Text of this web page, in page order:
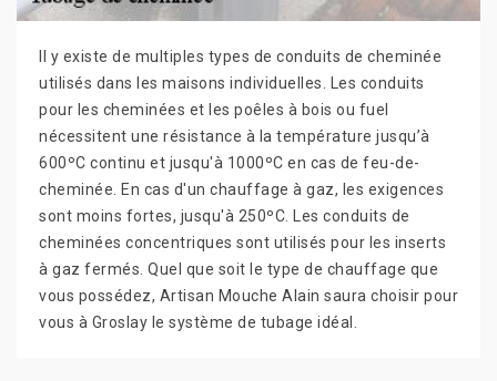
Il y existe de multiples types de conduits de cheminée
utilisés dans les maisons individuelles. Les conduits
pour les cheminées et les poêles à bois ou fuel
nécessitent une résistance à la température jusqu’à
600ºC continu et jusqu'à 1000ºC en cas de feu-de-
cheminée. En cas d'un chauffage à gaz, les exigences
sont moins fortes, jusqu'à 250ºC. Les conduits de
cheminées concentriques sont utilisés pour les inserts
à gaz fermés. Quel que soit le type de chauffage que
vous possédez, Artisan Mouche Alain saura choisir pour
vous à Groslay le système de tubage idéal.